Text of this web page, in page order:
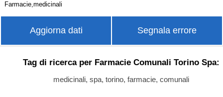
Farmacie,medicinali
Aggiorna dati Segnala errore
Tag di ricerca per Farmacie Comunali Torino Spa:
medicinali, spa, torino, farmacie, comunali